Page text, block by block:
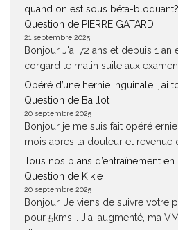
quand on est sous béta-bloquant?
Question de PIERRE GATARD
21 septembre 2025
Bonjour J'ai 72 ans et depuis 1
corgard le matin suite aux
Opéré d’une hernie inguinale, j’ai
Question de Baillot
20 septembre 2025
Bonjour je me suis fait opéré
mois apres la douleur et revenue
Tous nos plans d’entraînement
Question de Kikie
20 septembre 2025
Bonjour, Je viens de suivre votre
pour 5kms... J'ai augmenté, ma